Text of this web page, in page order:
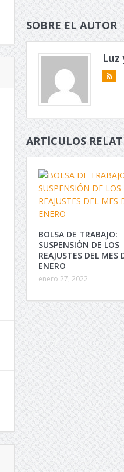
SOBRE EL AUTOR
Luz
ARTÍCULOS
BOLSA DE TRABAJO:
SUSPENSIÓN DE LOS
REAJUSTES DEL MES
ENERO
enero 27, 2022